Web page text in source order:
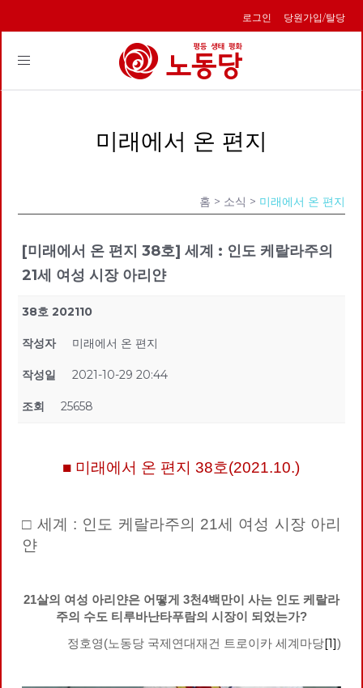
로그인 당원가입/탈당
Toggle
미래에서 온 편지
홈 > 소식 > 미래에서 온 편지
[미래에서 온 편지 38호] 세계 : 인도 케랄라주의
21세 여성 시장 아리얀
38호 202110
작성자 미래에서 온 편지
작성일 2021-10-29 20:44
조회 25658
■ 미래에서 온 편지 38호(2021.10.)
□ 세계 : 인도 케랄라주의 21세 여성 시장 아리
얀
21살의 여성 아리얀은 어떻게 3천4백만이 사는 인도 케랄라
주의 수도 티루바난타푸람의 시장이 되었는가?
정호영(노동당 국제연대재건 트로이카 세계마당[1])